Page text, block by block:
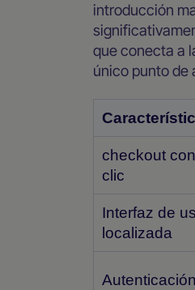
introducción
que conecta a
único punto de
checkout
clic
Interfaz de
localizada